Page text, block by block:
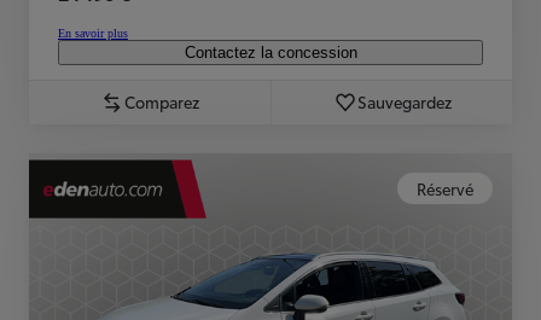
En savoir plus
Contactez la concession
Comparez Sauvegardez
Réservé